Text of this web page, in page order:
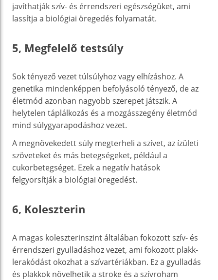
javíthatják szív- és érrendszeri egészségüket, ami
lassítja a biológiai öregedés folyamatát.
5, Megfelelő testsúly
Sok tényező vezet túlsúlyhoz vagy elhízáshoz. A
genetika mindenképpen befolyásoló tényező, de az
életmód azonban nagyobb szerepet játszik. A
helytelen táplálkozás és a mozgásszegény életmód
mind súlygyarapodáshoz vezet.
A megnövekedett súly megterheli a szívet, az ízületi
szöveteket és más betegségeket, például a
cukorbetegséget. Ezek a negatív hatások
felgyorsítják a biológiai öregedést.
6, Koleszterin
A magas koleszterinszint általában fokozott szív- és
érrendszeri gyulladáshoz vezet, ami fokozott plakk-
lerakódást okozhat a szívartériákban. Ez a gyulladás
és plakkok növelhetik a stroke és a szívroham